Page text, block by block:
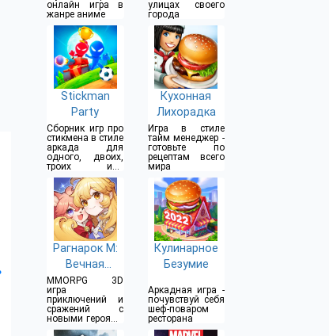
онлайн игра в
жанре аниме
улицах своего
города
Stickman
Party
Сборник игр про
стикмена в стиле
аркада для
одного, двоих,
троих или
четверых
игроков
Кухонная
Лихорадка
Игра в стиле
тайм менеджер -
готовьте по
рецептам всего
мира
Рагнарок М:
Вечная
любовь EU
MMORPG 3D
игра
приключений и
сражений с
новыми героями
Кулинарное
Безумие
Аркадная игра -
почувствуй себя
шеф-поваром
ресторана